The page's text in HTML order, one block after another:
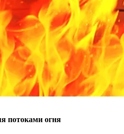
потоками огня